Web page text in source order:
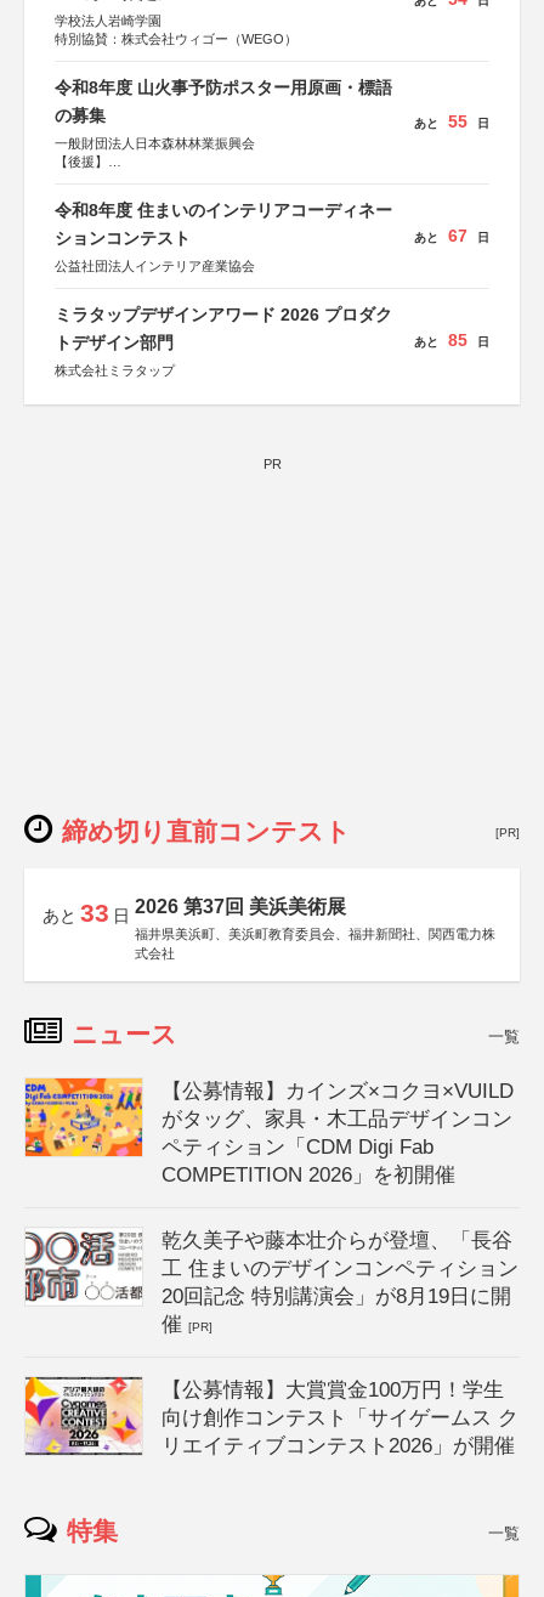
学校法人岩崎学園
特別協賛：株式会社ウィゴー（WEGO）
令和8年度 山火事予防ポスター用原画・標語
の募集
一般財団法人日本森林林業振興会
【後援】
会、森林火災対策協会
あと 55 日
令和8年度 住まいのインテリアコーディネー
ションコンテスト
公益社団法人インテリア産業協会
あと 67 日
ミラタップデザインアワード 2026 プロダク
トデザイン部門
株式会社ミラタップ
あと 85 日
PR
締め切り直前コンテスト [PR]
あと 33 日 2026 第37回 美浜美術展
福井県美浜町、美浜町教育委員会、福井新聞社、関西電力株
式会社
ニュース 一覧
【公募情報】カインズ×コクヨ×VUILD
がタッグ、家具・木工品デザインコン
ペティション「CDM Digi Fab
COMPETITION 2026」を初開催
乾久美子や藤本壮介らが登壇、「長谷
工 住まいのデザインコンペティション
20回記念 特別講演会」が8月19日に開
催[PR]
【公募情報】大賞賞金100万円！学生
向け創作コンテスト「サイゲームス ク
リエイティブコンテスト2026」が開催
特集 一覧